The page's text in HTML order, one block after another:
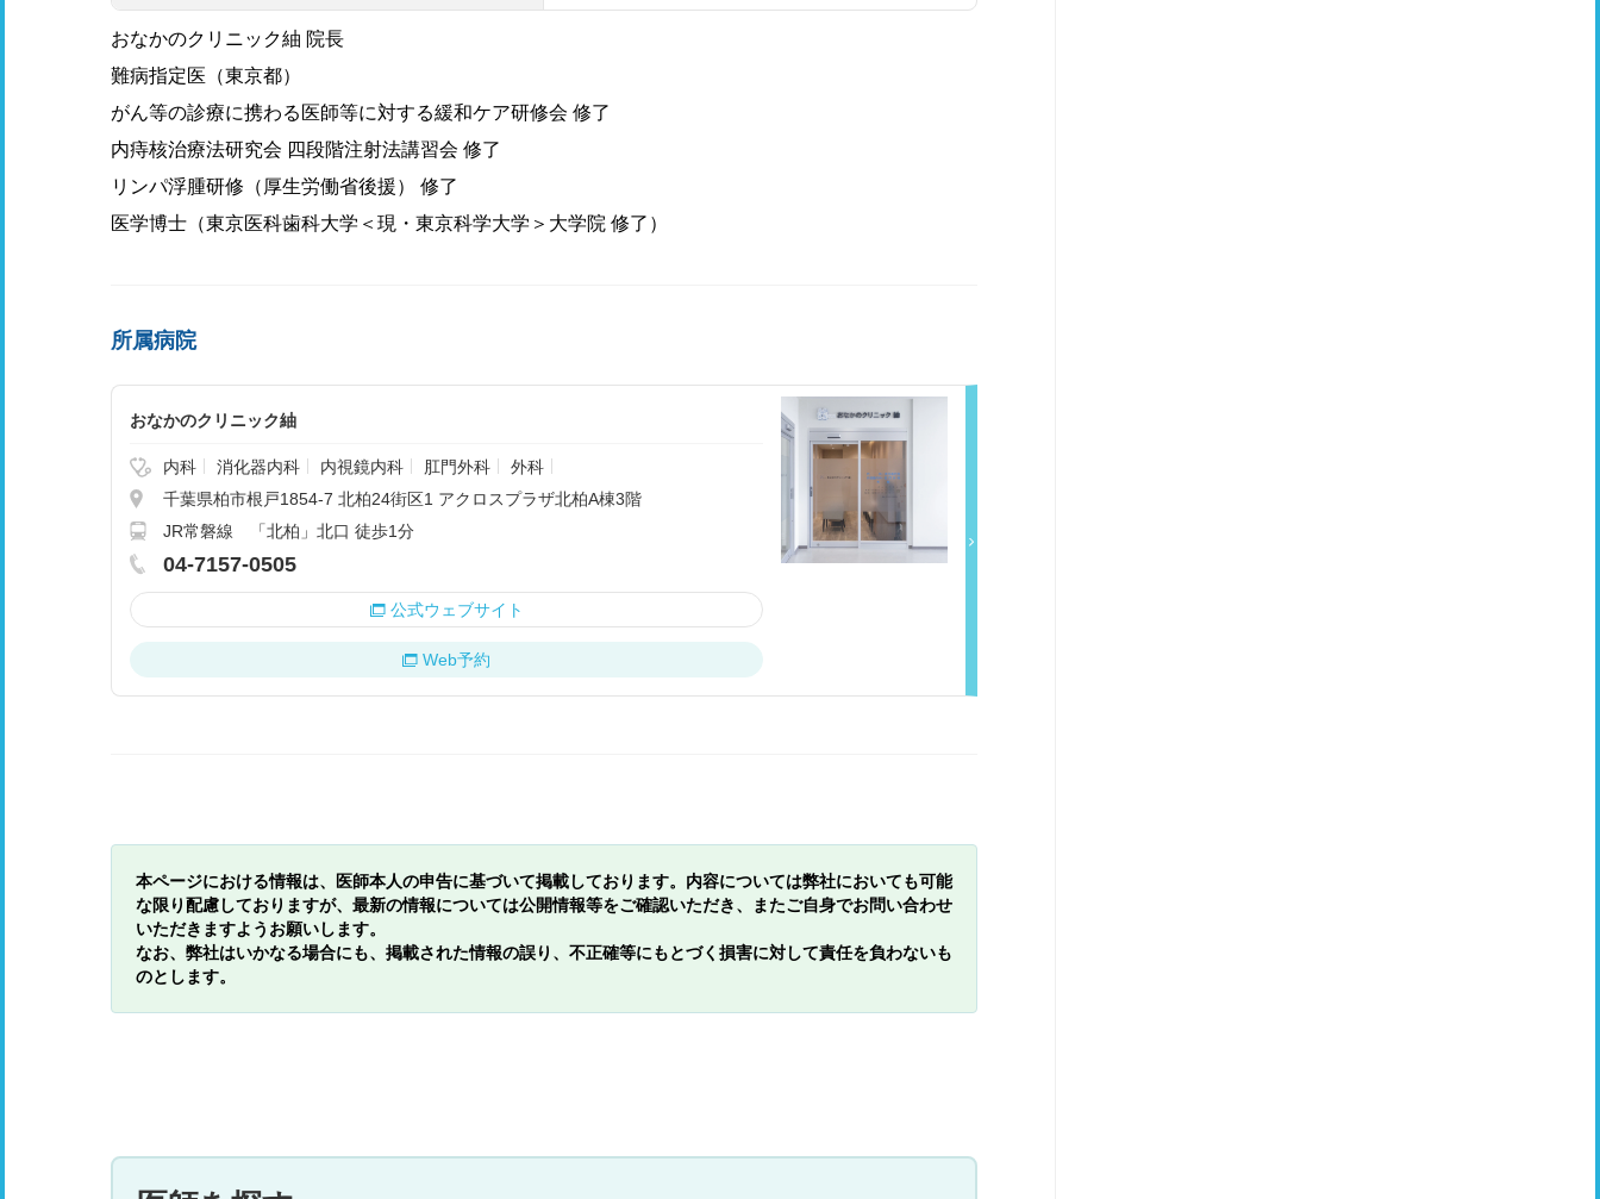
おなかのクリニック紬 院長
難病指定医（東京都）
がん等の診療に携わる医師等に対する緩和ケア研修会 修了
内痔核治療法研究会 四段階注射法講習会 修了
リンパ浮腫研修（厚生労働省後援） 修了
医学博士（東京医科歯科大学＜現・東京科学大学＞大学院 修了）
所属病院
おなかのクリニック紬
内科 消化器内科 内視鏡内科 肛門外科
外科
千葉県柏市根戸1854-7 北柏24街区1 アクロスプラザ北柏A棟3階
JR常磐線 「北柏」北口 徒歩1分
04-7157-0505
公式ウェブサイト
Web予約
本ページにおける情報は、医師本人の申告に基づいて掲載しております。内容については弊社においても可能
な限り配慮しておりますが、最新の情報については公開情報等をご確認いただき、またご自身でお問い合わせ
いただきますようお願いします。
なお、弊社はいかなる場合にも、掲載された情報の誤り、不正確等にもとづく損害に対して責任を負わないも
のとします。